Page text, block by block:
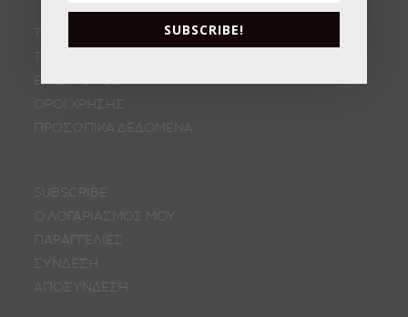
ΤΡΟΠΟΙ ΑΠΟΣΤΟΛΗΣ
ΕΠΙΣΤΡΟΦΕΣ
ΟΡΟΙ ΧΡΗΣΗΣ
ΠΡΟΣΩΠΙΚA ΔΕΔΟΜΕΝA
SUBSCRIBE
Ο ΛΟΓΑΡΙΑΣΜΟΣ ΜΟΥ
ΠΑΡΑΓΓΕΛΙΕΣ
ΣΥΝΔΕΣΗ
ΑΠΟΣΥΝΔΕΣΗ
SUBSCRIBE!